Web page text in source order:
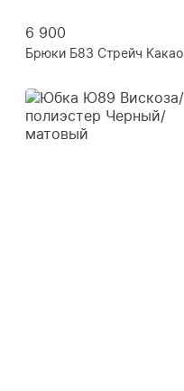
6 900
Брюки Б83 Стрейч Какао